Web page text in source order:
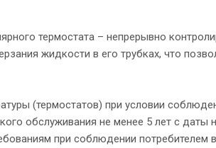
термостата – непрерывно
жидкости в его трубках, что
(термостатов) при условии
обслуживания не менее 5 лет с даты
при соблюдении потребителем